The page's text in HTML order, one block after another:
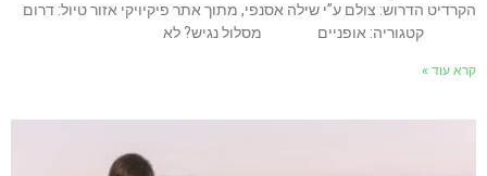
הקרדיט הדרוש: צולם ע”י שילה אסנפי, מתוך אתר פיקיויקי אזור טיול: דרום
קטגוריה: אופניים מסלול נגיש? לא
קרא עוד »